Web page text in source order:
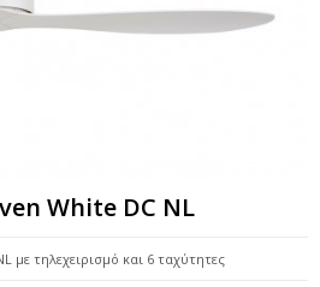
White DC NL
τηλεχειρισμό και 6 ταχύτητες